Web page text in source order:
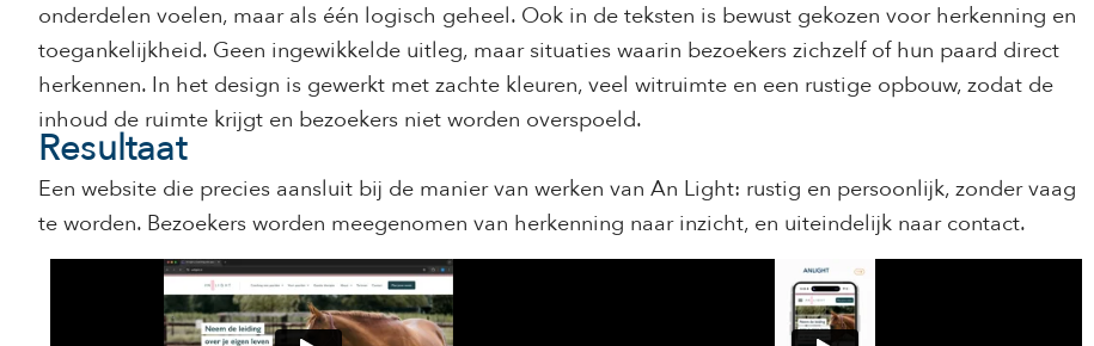
onderdelen voelen, maar als één logisch geheel. Ook in de teksten is bewust gekozen voor herkenning en
toegankelijkheid. Geen ingewikkelde uitleg, maar situaties waarin bezoekers zichzelf of hun paard direct
herkennen. In het design is gewerkt met zachte kleuren, veel witruimte en een rustige opbouw, zodat de
inhoud de ruimte krijgt en bezoekers niet worden overspoeld.
Resultaat
Een website die precies aansluit bij de manier van werken van An Light: rustig en persoonlijk, zonder vaag
te worden. Bezoekers worden meegenomen van herkenning naar inzicht, en uiteindelijk naar contact.